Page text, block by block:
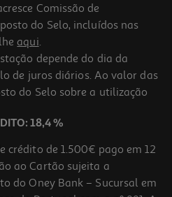
5.0
Comissão de
do Selo, incluídos nas
aqui.
depende do dia da
de juros diários. Ao valor das
do Selo sobre a utilização
18,4 %
crédito de 1.500€ pago em 12
ao Cartão sujeita a
do Oney Bank – Sucursal em